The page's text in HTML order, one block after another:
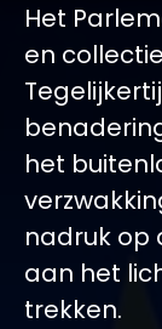
Het
en
het
nadruk op
aan het
trekken.